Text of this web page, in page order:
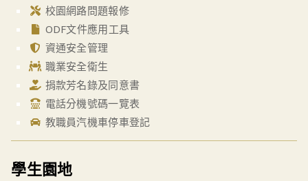
校園網路問題報修
ODF文件應用工具
資通安全管理
職業安全衛生
捐款芳名錄及同意書
電話分機號碼一覽表
教職員汽機車停車登記
學生園地